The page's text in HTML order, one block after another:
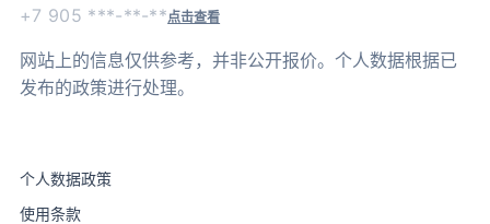
+7 905 ***-**-**点击查看
网站上的信息仅供参考，并非公开报价。个人数据根据已
发布的政策进行处理。
个人数据政策
使用条款